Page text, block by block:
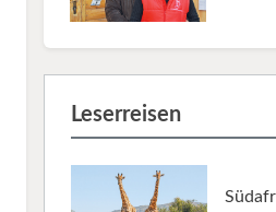
Leserreisen